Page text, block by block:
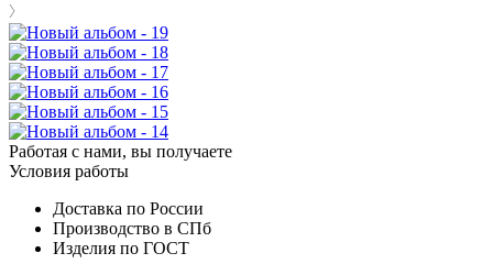
Работая с нами, вы получаете
Условия работы
Доставка по России
Производство в СПб
Изделия по ГОСТ